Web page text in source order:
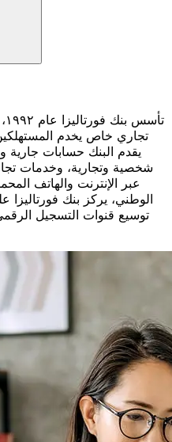
تجاري خاص يخدم
يقدم البنك حسابات جارية
شخصية وتجارية، وخدمات
عبر الإنترنت والهاتف
الوطني، يركز بنك فورتاليزا
توسيع قنوات التسجيل الرقمي